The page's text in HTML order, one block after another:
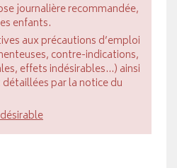
journalière recommandée,
enfants.
aux précautions d’emploi
contre-indications,
effets indésirables...) ainsi
par la notice du